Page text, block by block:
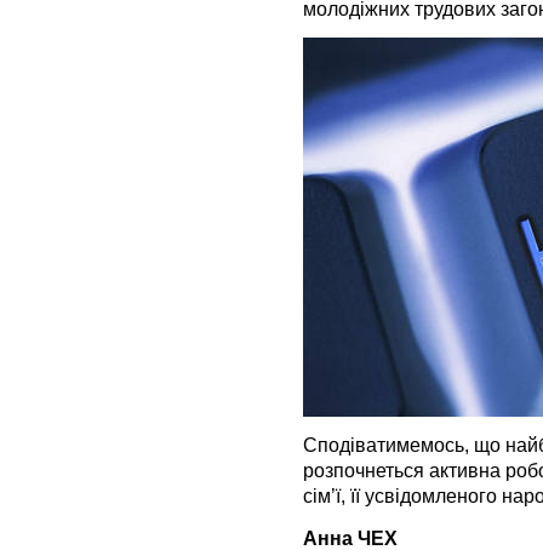
молодіжних трудових
Сподіватимемось, що
розпочнеться активна
сім’ї, її усвідомленого
Анна ЧЕХ